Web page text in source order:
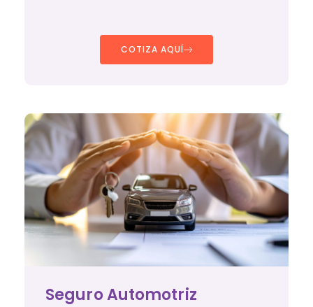
COTIZA AQUÍ
Seguro Automotriz